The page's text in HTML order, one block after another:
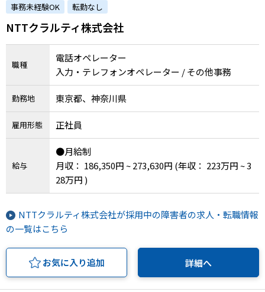
事務未経験OK 転勤なし
NTTクラルティ株式会社
職種
電話オペレーター
入力・テレフォンオペレーター / その他事務
勤務地 東京都、神奈川県
雇用形態 正社員
給与
●月給制
月収： 186,350円 ~ 273,630円 (年収： 223万円 ~ 3
28万円 )
NTTクラルティ株式会社が採用中の障害者の求人・転職情報
の一覧はこちら
お気に入り追加 詳細へ